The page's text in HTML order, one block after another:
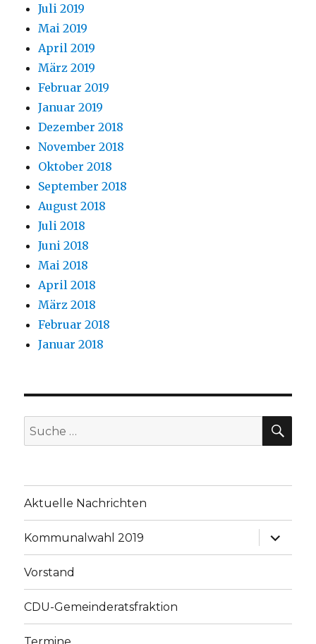
Juli 2019
Mai 2019
April 2019
März 2019
Februar 2019
Januar 2019
Dezember 2018
November 2018
Oktober 2018
September 2018
August 2018
Juli 2018
Juni 2018
Mai 2018
April 2018
März 2018
Februar 2018
Januar 2018
Suche
nach:
Aktuelle Nachrichten
Kommunalwahl 2019
Vorstand
CDU-Gemeinderatsfraktion